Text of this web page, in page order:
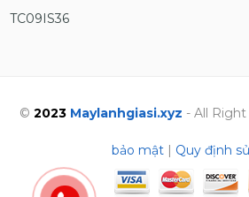
TC09IS36
© 2023 Maylanhgiasi.xyz - All
bảo mật| Quy định